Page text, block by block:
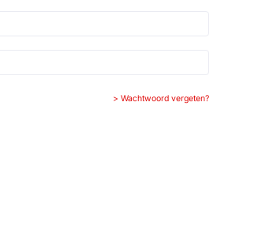
>Wachtwoord vergeten?